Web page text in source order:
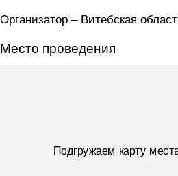
Организатор – Витебская
Место проведения
Подгружаем карту